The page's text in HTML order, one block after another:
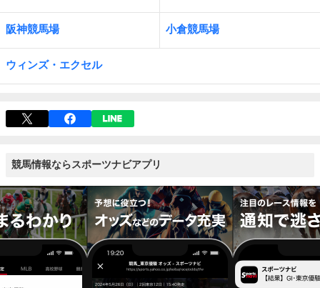
阪神競馬場 小倉競馬場
ウィンズ・エクセル
競馬情報ならスポーツナビアプリ